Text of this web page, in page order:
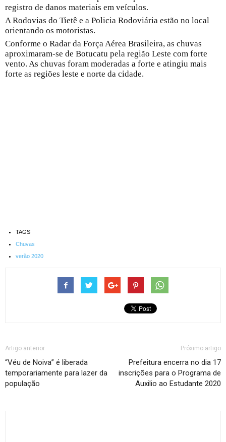
registro de danos materiais em veículos.
A Rodovias do Tietê e a Policia Rodoviária estão no local
orientando os motoristas.
Conforme o Radar da Força Aérea Brasileira, as chuvas
aproximaram-se de Botucatu pela região Leste com forte
vento. As chuvas foram moderadas a forte e atingiu mais
forte as regiões leste e norte da cidade.
TAGS
Chuvas
verão 2020
Artigo anterior
“Véu de Noiva” é liberada
temporariamente para lazer da
população
Próximo artigo
Prefeitura encerra no dia 17
inscrições para o Programa de
Auxilio ao Estudante 2020